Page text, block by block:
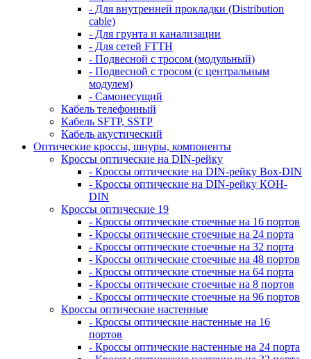
- Для внутренней прокладки (Distribution
cable)
- Для грунта и канализации
- Для сетей FTTH
- Подвесной с тросом (модульный)
- Подвесной с тросом (с центральным
модулем)
- Самонесущий
Кабель телефонный
Кабель SFTP, SSTP
Кабель акустический
Оптические кроссы, шнуры, компоненты
Кроссы оптические на DIN-рейку
- Кроссы оптические на DIN-рейку Box-DIN
- Кроссы оптические на DIN-рейку КОН-
DIN
Кроссы оптические 19
- Кроссы оптические стоечные на 16 портов
- Кроссы оптические стоечные на 24 порта
- Кроссы оптические стоечные на 32 порта
- Кроссы оптические стоечные на 48 портов
- Кроссы оптические стоечные на 64 порта
- Кроссы оптические стоечные на 8 портов
- Кроссы оптические стоечные на 96 портов
Кроссы оптические настенные
- Кроссы оптические настенные на 16
портов
- Кроссы оптические настенные на 24 порта